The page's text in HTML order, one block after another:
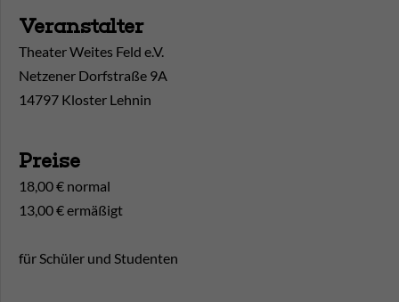
Veranstalter
Theater Weites Feld e.V.
Netzener Dorfstraße 9A
14797 Kloster Lehnin
Preise
18,00 € normal
13,00 € ermäßigt
für Schüler und Studenten